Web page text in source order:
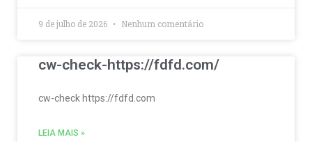
9 de julho de 2026 Nenhum comentário
cw-check-https://fdfd.com/
cw-check https://fdfd.com
LEIA MAIS »